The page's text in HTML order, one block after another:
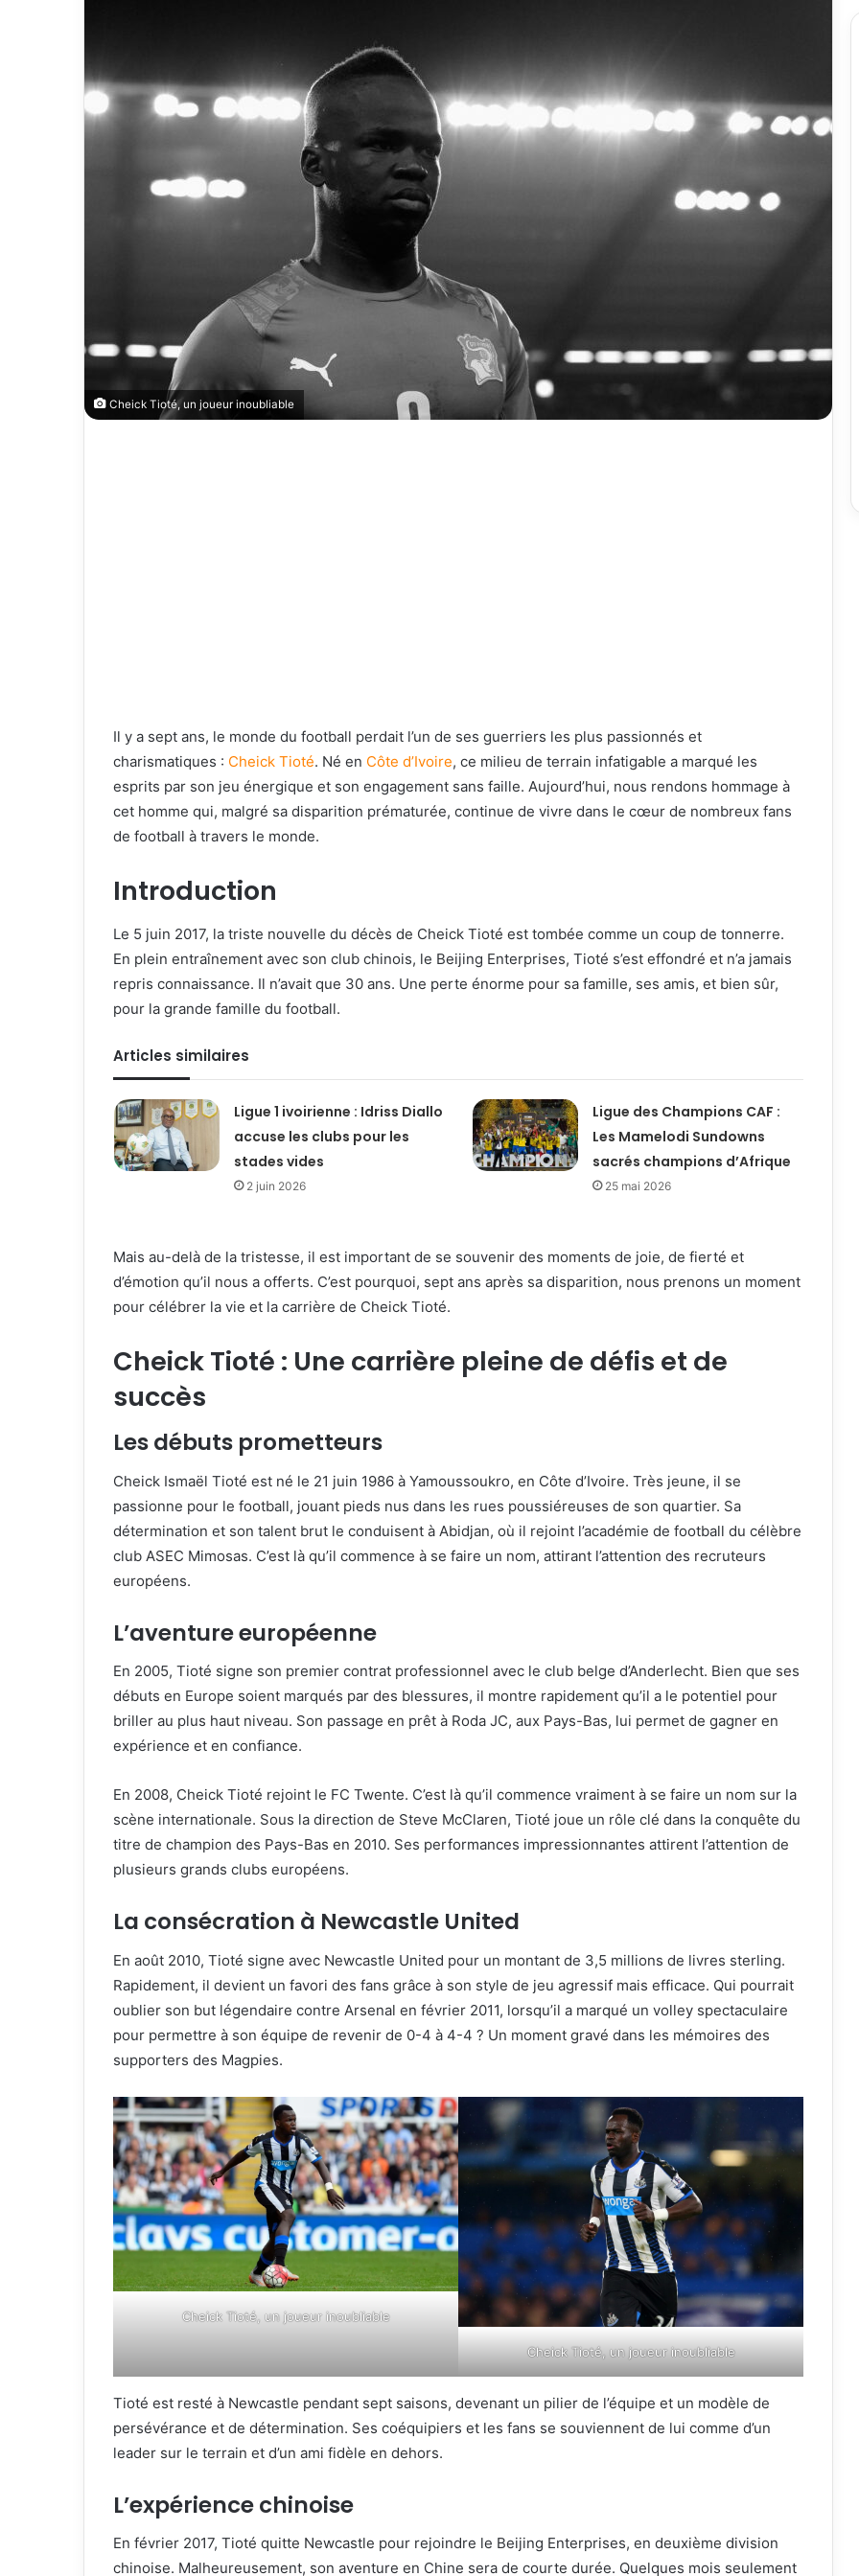
Cheick Tioté, un joueur inoubliable
Il y a sept ans, le monde du football perdait l’un de ses guerriers les plus passionnés et
charismatiques : Cheick Tioté. Né en Côte d’Ivoire, ce milieu de terrain infatigable a marqué les
esprits par son jeu énergique et son engagement sans faille. Aujourd’hui, nous rendons hommage à
cet homme qui, malgré sa disparition prématurée, continue de vivre dans le cœur de nombreux fans
de football à travers le monde.
Introduction
Le 5 juin 2017, la triste nouvelle du décès de Cheick Tioté est tombée comme un coup de tonnerre.
En plein entraînement avec son club chinois, le Beijing Enterprises, Tioté s’est effondré et n’a jamais
repris connaissance. Il n’avait que 30 ans. Une perte énorme pour sa famille, ses amis, et bien sûr,
pour la grande famille du football.
Articles similaires
Ligue 1 ivoirienne : Idriss Diallo
accuse les clubs pour les
stades vides
2 juin 2026
Ligue des Champions CAF :
Les Mamelodi Sundowns
sacrés champions d’Afrique
25 mai 2026
Mais au-delà de la tristesse, il est important de se souvenir des moments de joie, de fierté et
d’émotion qu’il nous a offerts. C’est pourquoi, sept ans après sa disparition, nous prenons un moment
pour célébrer la vie et la carrière de Cheick Tioté.
Cheick Tioté : Une carrière pleine de défis et de
succès
Les débuts prometteurs
Cheick Ismaël Tioté est né le 21 juin 1986 à Yamoussoukro, en Côte d’Ivoire. Très jeune, il se
passionne pour le football, jouant pieds nus dans les rues poussiéreuses de son quartier. Sa
détermination et son talent brut le conduisent à Abidjan, où il rejoint l’académie de football du célèbre
club ASEC Mimosas. C’est là qu’il commence à se faire un nom, attirant l’attention des recruteurs
européens.
L’aventure européenne
En 2005, Tioté signe son premier contrat professionnel avec le club belge d’Anderlecht. Bien que ses
débuts en Europe soient marqués par des blessures, il montre rapidement qu’il a le potentiel pour
briller au plus haut niveau. Son passage en prêt à Roda JC, aux Pays-Bas, lui permet de gagner en
expérience et en confiance.
En 2008, Cheick Tioté rejoint le FC Twente. C’est là qu’il commence vraiment à se faire un nom sur la
scène internationale. Sous la direction de Steve McClaren, Tioté joue un rôle clé dans la conquête du
titre de champion des Pays-Bas en 2010. Ses performances impressionnantes attirent l’attention de
plusieurs grands clubs européens.
La consécration à Newcastle United
En août 2010, Tioté signe avec Newcastle United pour un montant de 3,5 millions de livres sterling.
Rapidement, il devient un favori des fans grâce à son style de jeu agressif mais efficace. Qui pourrait
oublier son but légendaire contre Arsenal en février 2011, lorsqu’il a marqué un volley spectaculaire
pour permettre à son équipe de revenir de 0-4 à 4-4 ? Un moment gravé dans les mémoires des
supporters des Magpies.
Cheick Tioté, un joueur inoubliable
Cheick Tioté, un joueur inoubliable
Tioté est resté à Newcastle pendant sept saisons, devenant un pilier de l’équipe et un modèle de
persévérance et de détermination. Ses coéquipiers et les fans se souviennent de lui comme d’un
leader sur le terrain et d’un ami fidèle en dehors.
L’expérience chinoise
En février 2017, Tioté quitte Newcastle pour rejoindre le Beijing Enterprises, en deuxième division
chinoise. Malheureusement, son aventure en Chine sera de courte durée. Quelques mois seulement